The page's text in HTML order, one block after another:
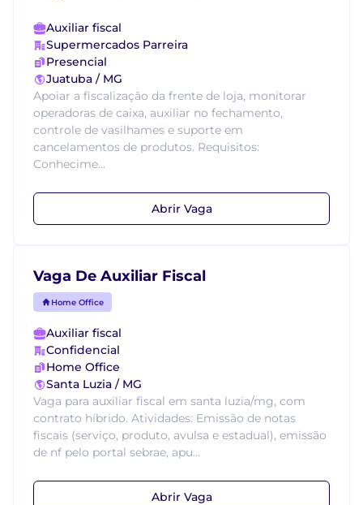
Auxiliar fiscal
Supermercados Parreira
Presencial
Juatuba / MG
Apoiar a fiscalização da frente de loja, monitorar
operadoras de caixa, auxiliar no fechamento,
controle de vasilhames e suporte em
cancelamentos de produtos. Requisitos:
Conhecime...
Abrir Vaga
Vaga De Auxiliar Fiscal
Home Office
Auxiliar fiscal
Confidencial
Home Office
Santa Luzia / MG
Vaga para auxiliar fiscal em santa luzia/mg, com
contrato híbrido. Atividades: Emissão de notas
fiscais (serviço, produto, avulsa e estadual), emissão
de nf pelo portal sebrae, apu...
Abrir Vaga